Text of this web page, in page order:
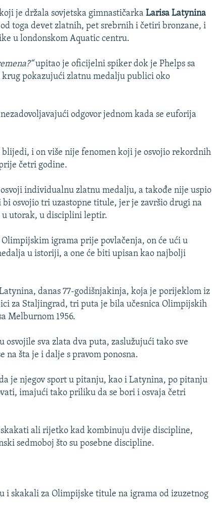
je držala sovjetska gimnastičarkaLarisa Latynina
toga devet zlatnih, pet srebrnih i četiri bronzane, i
u londonskom Aquatic centru.
upitao je oficijelni spiker dok je Phelps sa
pokazujući zlatnu medalju publici oko
odgovor jednom kada se euforija
blijedi, i on više nije fenomen koji je osvojio rekordnih
četri godine.
individualnu zlatnu medalju, a takođe nije uspio
osvojio tri uzastopne titule, jer je završio drugi na
utorak, u disciplini leptir.
igrama prije povlačenja, on će ući u
u istoriji, a one će biti upisan kao najbolji
danas 77-godišnjakinja, koja je porijeklom iz
za Staljingrad, tri puta je bila učesnica Olimpijskih
Melburnom 1956.
osvojile sva zlata dva puta, zaslužujući tako sve
na šta je i dalje s pravom ponosna.
je njegov sport u pitanju, kao i Latynina, po pitanju
imajući tako priliku da se bori i osvaja četri
ali rijetko kad kombinuju dvije discipline,
sedmoboj što su posebne discipline.
i skakali za Olimpijske titule na igrama od izuzetnog